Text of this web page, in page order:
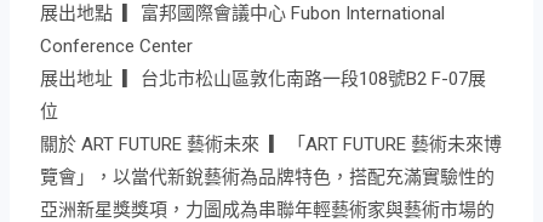
展出地點 ▎富邦國際會議中心 Fubon International
Conference Center
展出地址 ▎台北市松山區敦化南路一段108號B2 F-07展
位
關於 ART FUTURE 藝術未來 ▎「ART FUTURE 藝術未來博
覽會」，以當代新銳藝術為品牌特色，搭配充滿實驗性的
亞洲新星獎獎項，力圖成為串聯年輕藝術家與藝術市場的